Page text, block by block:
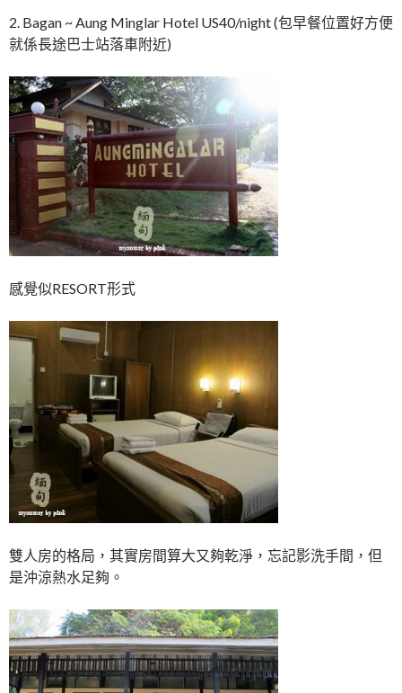
2. Bagan ~ Aung Minglar Hotel US40/night (包早餐位置好方便
就係長途巴士站落車附近)
感覺似RESORT形式
雙人房的格局，其實房間算大又夠乾淨，忘記影洗手間，但
是沖涼熱水足夠。